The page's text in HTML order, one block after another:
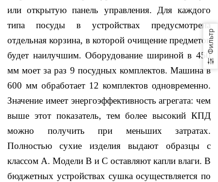
Фильтр
или открытую панель управления. Для каждого
типа посуды в устройствах предусмотрена
отдельная корзина, в которой очищение предметов
будет наилучшим. Оборудование шириной в 450
мм моет за раз 9 посудных комплектов. Машина в
600 мм обработает 12 комплектов одновременно.
Значение имеет энергоэффективность агрегата: чем
выше этот показатель, тем более высокий КПД
можно получить при меньших затратах.
Полностью сухие изделия выдают образцы с
классом А. Модели В и С оставляют капли влаги. В
бюджетных устройствах сушка осуществляется по